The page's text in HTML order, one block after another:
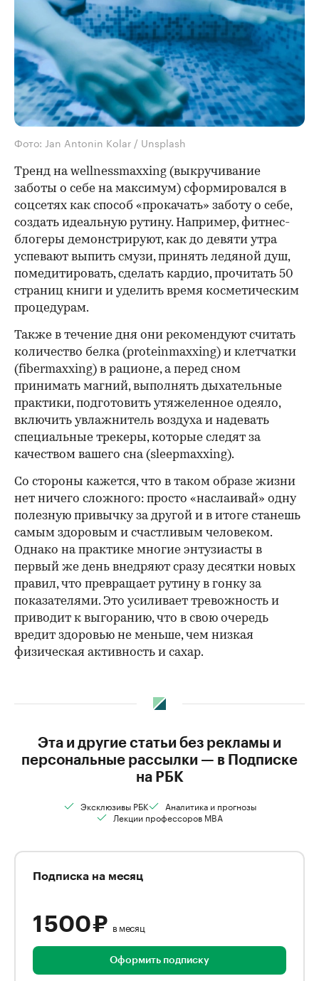
Фото: Jan Antonin Kolar / Unsplash
Тренд на wellnessmaxxing (выкручивание
заботы о себе на максимум) сформировался в
соцсетях как способ «прокачать» заботу о себе,
создать идеальную рутину. Например, фитнес-
блогеры демонстрируют, как до девяти утра
успевают выпить смузи, принять ледяной душ,
помедитировать, сделать кардио, прочитать 50
страниц книги и уделить время косметическим
процедурам.
Также в течение дня они рекомендуют считать
количество белка (proteinmaxxing) и клетчатки
(fibermaxxing) в рационе, а перед сном
принимать магний, выполнять дыхательные
практики, подготовить утяжеленное одеяло,
включить увлажнитель воздуха и надевать
специальные трекеры, которые следят за
качеством вашего сна (sleepmaxxing).
Со стороны кажется, что в таком образе жизни
нет ничего сложного: просто «наслаивай» одну
полезную привычку за другой и в итоге станешь
самым здоровым и счастливым человеком.
Однако на практике многие энтузиасты в
первый же день внедряют сразу десятки новых
правил, что превращает рутину в гонку за
показателями. Это усиливает тревожность и
приводит к выгоранию, что в свою очередь
вредит здоровью не меньше, чем низкая
физическая активность и сахар.
Эта и другие статьи без рекламы и
персональные рассылки — в Подписке
на РБК
Эксклюзивы РБК
Аналитика и прогнозы
Лекции профессоров MBA
Подписка на месяц
1 500 ₽ в месяц
Оформить подписку